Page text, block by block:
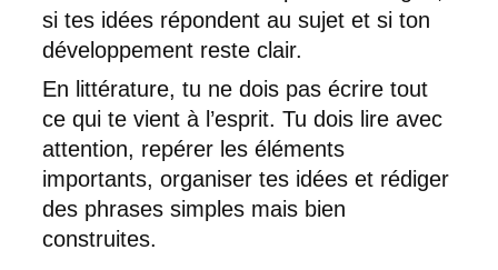
si tes idées répondent au sujet et si ton
développement reste clair.
En littérature, tu ne dois pas écrire tout
ce qui te vient à l’esprit. Tu dois lire avec
attention, repérer les éléments
importants, organiser tes idées et rédiger
des phrases simples mais bien
construites.